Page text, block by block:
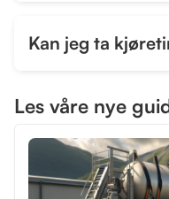
Kan jeg ta
Les våre nye